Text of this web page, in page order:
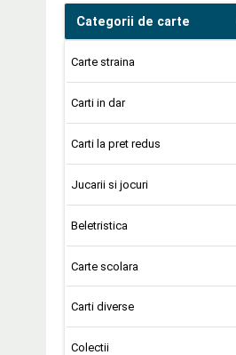
Categorii de carte
Carte straina
Carti in dar
Carti la pret redus
Jucarii si jocuri
Beletristica
Carte scolara
Carti diverse
Colectii